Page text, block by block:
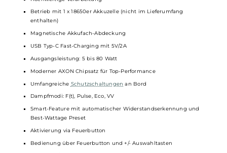
Technische Daten
Leistungsstarker Single-Akku Mod
Ergonomisch kompakte Form mit abgerundeten Ecken und
Kanten
Modernes Design
Komfortable Bedienung
Hochwertige Verarbeitung
Betrieb mit 1 x 18650er Akkuzelle (nicht im Lieferumfang